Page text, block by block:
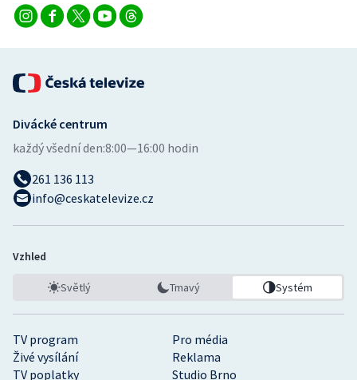
TV program
Pro média
Živé vysílání
Reklama
TV poplatky
Studio Brno
Divácké centrum
každý všední den:8:00—16:00 hodin
261 136 113
info@ceskatelevize.cz
Vzhled
Světlý Tmavý Systém